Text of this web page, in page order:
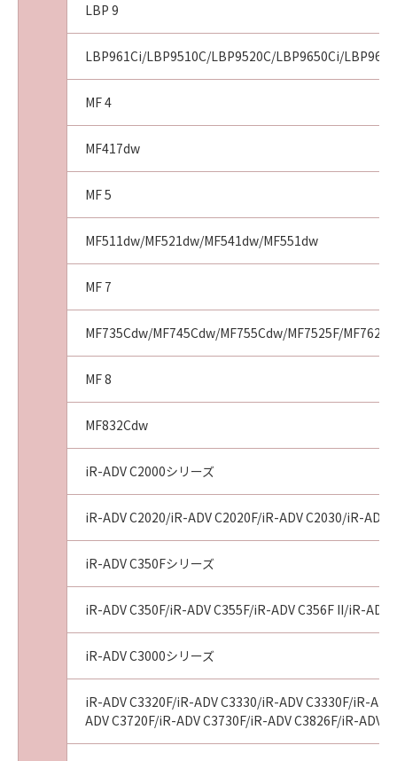
LBP 9
LBP961Ci/LBP9510C/LBP9520C/LBP9650Ci/
MF 4
MF417dw
MF 5
MF511dw/MF521dw/MF541dw/MF551dw
MF 7
MF735Cdw/MF745Cdw/MF755Cdw/MF7525F/
MF 8
MF832Cdw
iR-ADV C2000シリーズ
iR-ADV C2020/iR-ADV C2020F/iR-ADV C2030/iR-
iR-ADV C350Fシリーズ
iR-ADV C350F/iR-ADV C355F/iR-ADV C356F II/iR-
iR-ADV C3000シリーズ
iR-ADV C3320F/iR-ADV C3330/iR-ADV C3330F/iR-
ADV C3720F/iR-ADV C3730F/iR-ADV C3826F/iR-ADV